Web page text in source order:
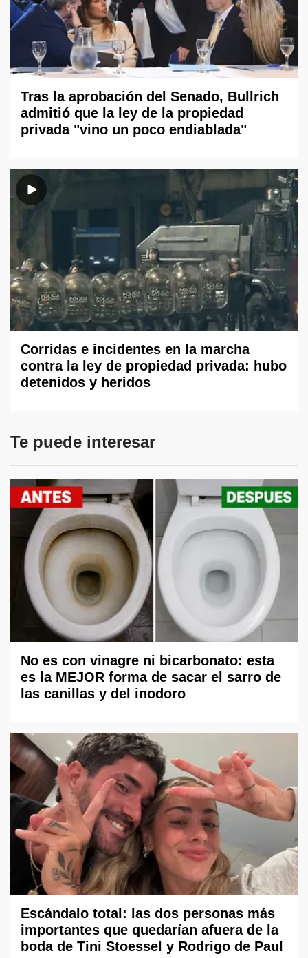
Tras la aprobación del Senado, Bullrich
admitió que la ley de la propiedad
privada "vino un poco endiablada"
Corridas e incidentes en la marcha
contra la ley de propiedad privada: hubo
detenidos y heridos
Te puede interesar
No es con vinagre ni bicarbonato: esta
es la MEJOR forma de sacar el sarro de
las canillas y del inodoro
Escándalo total: las dos personas más
importantes que quedarían afuera de la
boda de Tini Stoessel y Rodrigo de Paul